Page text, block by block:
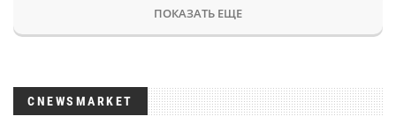
ПОКАЗАТЬ ЕЩЕ
CNEWSMARKET